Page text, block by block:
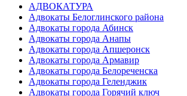
АДВОКАТУРА
Адвокаты Белоглинского района
Адвокаты города Абинск
Адвокаты города Анапы
Адвокаты города Апшеронск
Адвокаты города Армавир
Адвокаты города Белореченска
Адвокаты города Геленджик
Адвокаты города Горячий ключ